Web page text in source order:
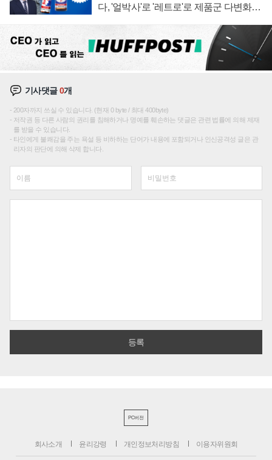
다, '얼박사'로 '레트로'로 제품군 다변화
기사댓글0개
200자까지 쓰실 수 있습니다. (현재 0 byte / 최대 400byte)
저작권 등 다른 사람의 권리를 침해하거나 명예를 훼손하는 댓글은 관련 법률에 의해 제재
를 받을 수 있습니다.
타인에게 불쾌감을 주는 욕설 등 비하하는 단어가 내용에 포함되거나 인신공격성 글은 관
리자의 판단에 의해 삭제 합니다.
PC버전
회사소개 윤리강령 개인정보처리방침 이용자위원회